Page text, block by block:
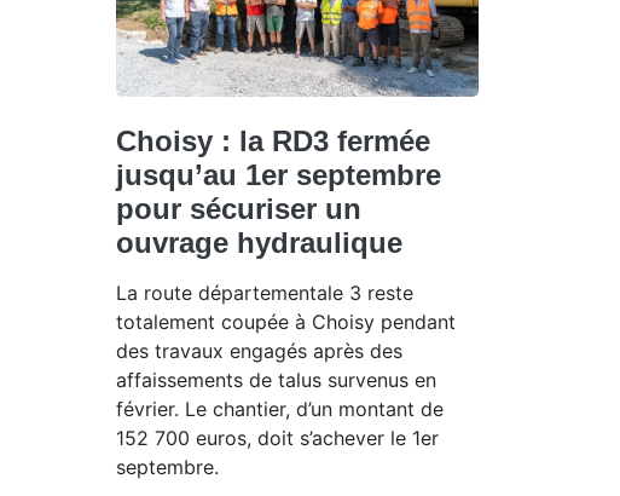
Choisy : la RD3 fermée
jusqu’au 1er septembre
pour sécuriser un
ouvrage hydraulique
La route départementale 3 reste
totalement coupée à Choisy pendant
des travaux engagés après des
affaissements de talus survenus en
février. Le chantier, d’un montant de
152 700 euros, doit s’achever le 1er
septembre.